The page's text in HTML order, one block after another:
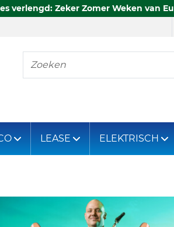
verlengd: Zeker Zomer Weken van
Zoeken
LEASE ELEKTRISCH